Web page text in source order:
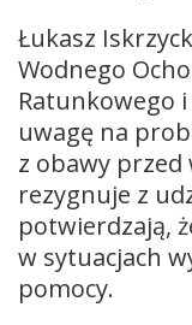
Łukasz
Wodnego
Ratunkowego
uwagę na
z obawy przed
rezygnuje z
potwierdzają,
w sytuacjach
pomocy.